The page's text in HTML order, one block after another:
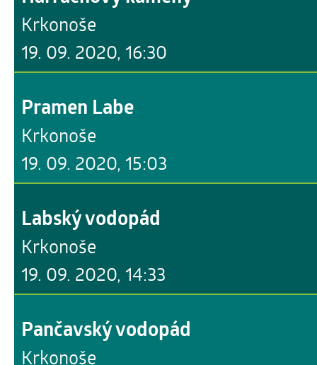
19. 09. 2020, 16:30
Krkonoše
19. 09. 2020, 15:03
Pramen Labe
Krkonoše
19. 09. 2020, 14:33
Labský vodopád
Krkonoše
Pančavský vodopád
Krkonoše